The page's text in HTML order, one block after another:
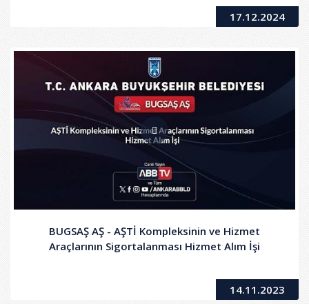
17.12.2024
BUGSAŞ AŞ - AŞTİ Kompleksinin ve Hizmet
Araçlarının Sigortalanması Hizmet Alım İşi
14.11.2023